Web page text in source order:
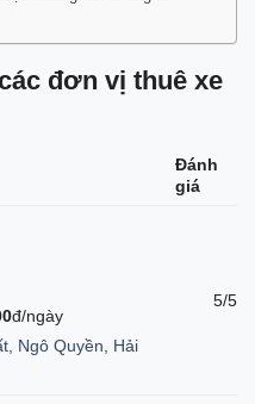
đơn vị thuê xe
Đánh
giá
đ/ngày
Ngô Quyền, Hải
5/5